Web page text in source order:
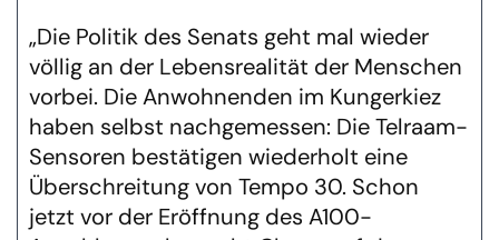
„Die Politik des Senats geht mal wieder
völlig an der Lebensrealität der Menschen
vorbei. Die Anwohnenden im Kungerkiez
haben selbst nachgemessen: Die Telraam-
Sensoren bestätigen wiederholt eine
Überschreitung von Tempo 30. Schon
jetzt vor der Eröffnung des A100-